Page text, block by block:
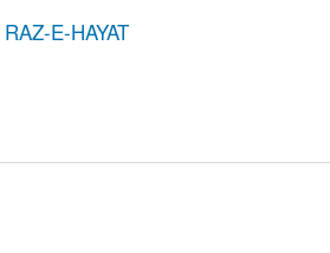
RAZ-E-HAYAT